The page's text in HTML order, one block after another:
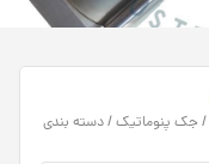
/ جک پنوماتیک/دسته‌ بندی